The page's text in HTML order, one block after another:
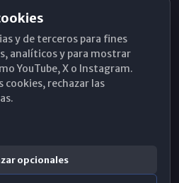
y de terceros para fines
analíticos y para mostrar
YouTube, X o Instagram.
cookies, rechazar las
opcionales